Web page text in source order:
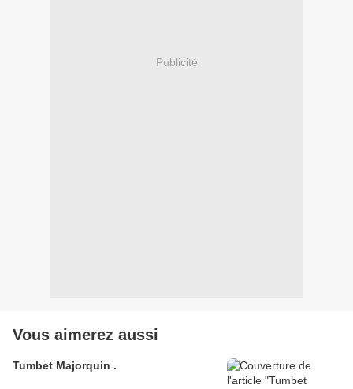
Publicité
Vous aimerez aussi
Tumbet Majorquin .